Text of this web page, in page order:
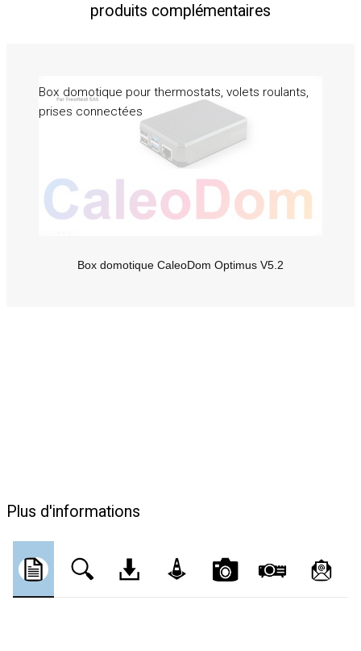
produits complémentaires
Box domotique pour thermostats, volets roulants,
prises connectées
Box domotique CaleoDom Optimus V5.2
Plus d'informations